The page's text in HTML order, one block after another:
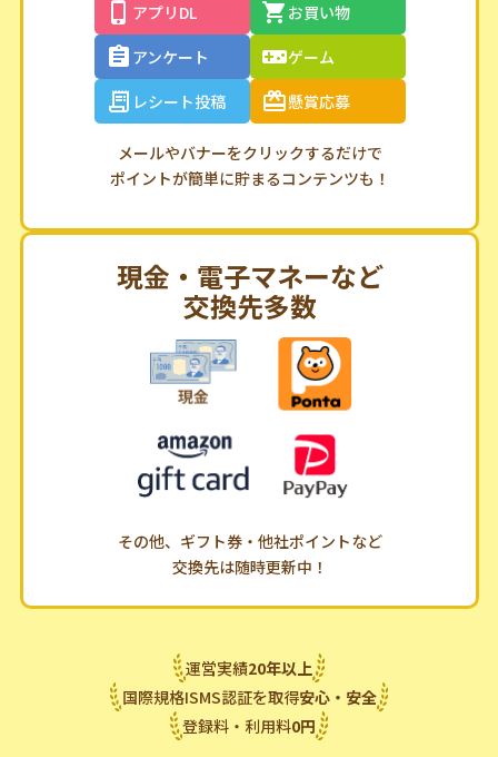
アプリDL
お買い物
アンケート
ゲーム
レシート投稿
懸賞応募
メールやバナーをクリックするだけで
ポイントが簡単に貯まるコンテンツも！
現金・電子マネーなど
交換先多数
その他、ギフト券・他社ポイントなど
交換先は随時更新中！
運営実績20年以上
国際規格ISMS認証を取得安心・安全
登録料・利用料0円